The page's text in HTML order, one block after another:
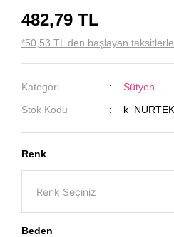
482,79 TL
*50,53 TL den başlayan
Kategori
Sütyen
Stok Kodu
Renk
Beden